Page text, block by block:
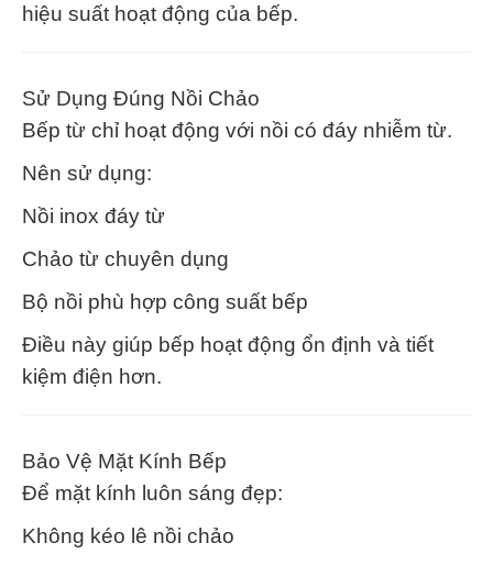
hiệu suất hoạt động của bếp.
Sử Dụng Đúng Nồi Chảo
Bếp từ chỉ hoạt động với nồi có đáy nhiễm từ.
Nên sử dụng:
Nồi inox đáy từ
Chảo từ chuyên dụng
Bộ nồi phù hợp công suất bếp
Điều này giúp bếp hoạt động ổn định và tiết
kiệm điện hơn.
Bảo Vệ Mặt Kính Bếp
Để mặt kính luôn sáng đẹp:
Không kéo lê nồi chảo